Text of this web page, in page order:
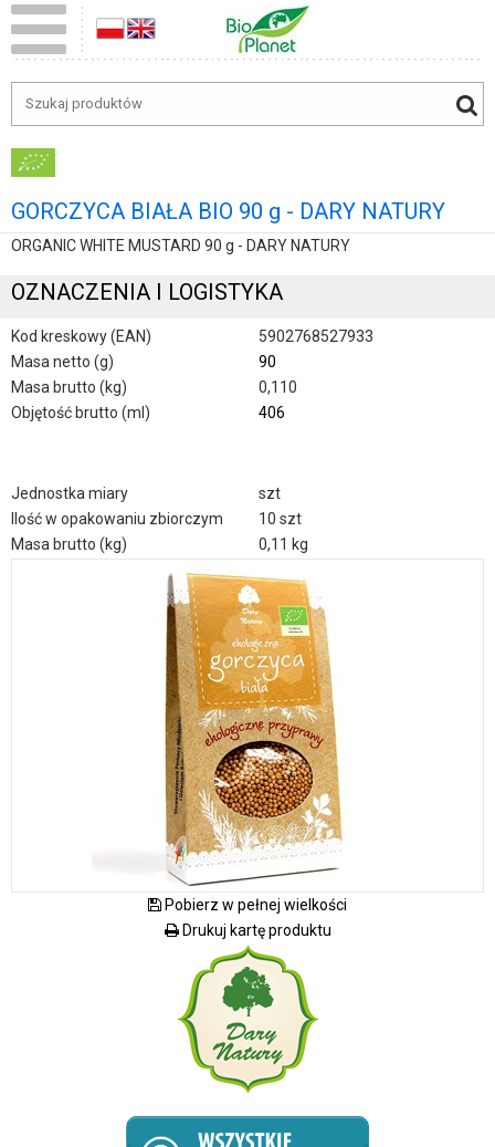
GORCZYCA BIAŁA BIO 90 g - DARY NATURY
ORGANIC WHITE MUSTARD 90 g - DARY NATURY
OZNACZENIA I LOGISTYKA
Kod kreskowy (EAN)
5902768527933
Masa netto (g)
90
Masa brutto (kg)
0,110
Objętość brutto (ml)
406
Jednostka miary
szt
Ilość w opakowaniu zbiorczym
10 szt
Masa brutto (kg)
0,11 kg
Pobierz w pełnej wielkości
Drukuj kartę produktu